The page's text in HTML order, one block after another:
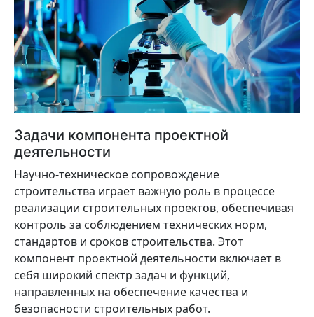
Задачи компонента проектной
деятельности
Научно-техническое сопровождение
строительства играет важную роль в процессе
реализации строительных проектов, обеспечивая
контроль за соблюдением технических норм,
стандартов и сроков строительства. Этот
компонент проектной деятельности включает в
себя широкий спектр задач и функций,
направленных на обеспечение качества и
безопасности строительных работ.